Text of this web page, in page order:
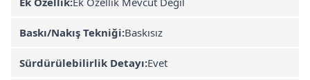
Baskı/Nakış Tekniği:Baskısız
Sürdürülebilirlik Detayı:Evet